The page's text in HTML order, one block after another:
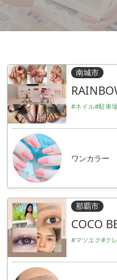
南城市
#ネイル#駐車
ワンカラー
那覇市
COCO
#マツエク#ク